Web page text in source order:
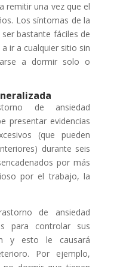
remitir una vez que el
Los síntomas de la
bastante fáciles de
ir a cualquier sitio sin
a dormir solo o
de ansiedad
presentar evidencias
(que pueden
durante seis
por más
por el trabajo, la
de ansiedad
para controlar sus
y esto le causará
Por ejemplo,